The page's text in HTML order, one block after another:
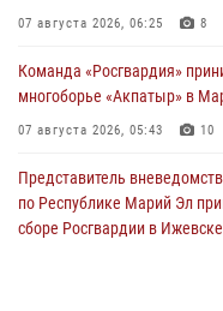
07 августа 2026, 06:25 8
Команда «Росгвардия»
многоборье «Акпатыр» в
07 августа 2026, 05:43 10
Представитель
по Республике Марий Эл
сборе Росгвардии в Ижевске